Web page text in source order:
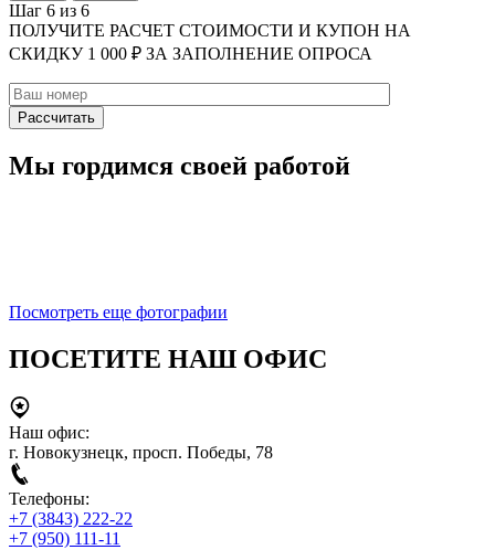
Шаг 6 из 6
ПОЛУЧИТЕ РАСЧЕТ СТОИМОСТИ И КУПОН НА
СКИДКУ 1 000 ₽ ЗА ЗАПОЛНЕНИЕ ОПРОСА
Мы гордимся своей работой
Посмотреть еще фотографии
ПОСЕТИТЕ НАШ ОФИС
Наш офис:
г. Новокузнецк, просп. Победы, 78
Телефоны:
+7 (3843) 222-22
+7 (950) 111-11